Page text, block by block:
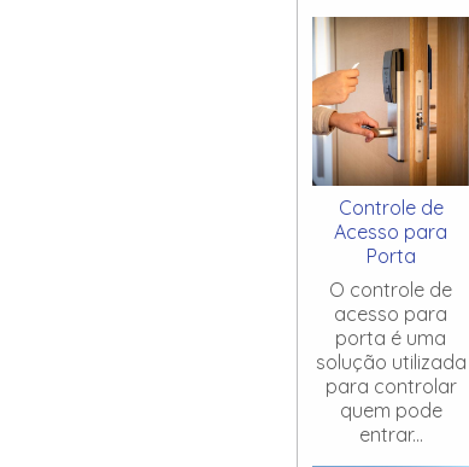
Controle de
Acesso para
Porta
O controle de
acesso para
porta é uma
solução utilizada
para controlar
quem pode
entrar...